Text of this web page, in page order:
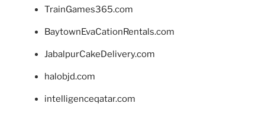
TrainGames365.com
BaytownEvaCationRentals.com
JabalpurCakeDelivery.com
halobjd.com
intelligenceqatar.com